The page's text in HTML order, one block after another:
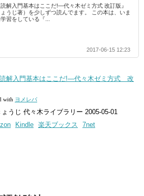
読解入門基本はここだ!―代々木ゼミ方式 改訂版』
ょうじ著）を少しずつ読んでます。 この本は、いま
習をしている『...
2017-06-15 12:23
解入門基本はここだ!―代々木ゼミ方式 改
with ヨメレバ
うじ 代々木ライブラリー 2005-05-01
Kindle 楽天ブックス 7net